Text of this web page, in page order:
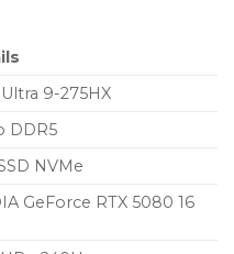
9-275HX
DDR5
NVMe
GeForce RTX 5080 16